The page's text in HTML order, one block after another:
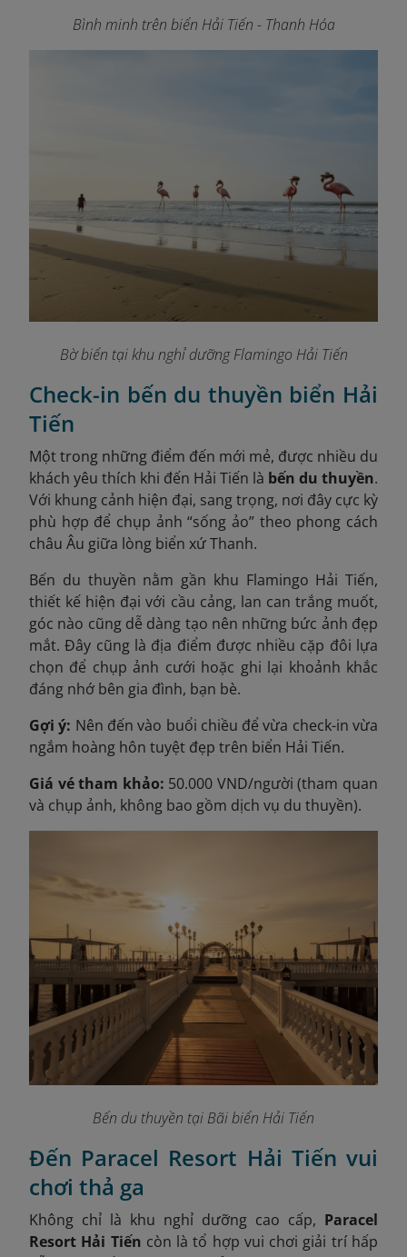
Bình minh trên biển Hải Tiến - Thanh Hóa
Bờ biển tại khu nghỉ dưỡng Flamingo Hải Tiến
Check-in bến du thuyền biển Hải
Tiến
Một trong những điểm đến mới mẻ, được nhiều du
khách yêu thích khi đến Hải Tiến là bến du thuyền.
Với khung cảnh hiện đại, sang trọng, nơi đây cực kỳ
phù hợp để chụp ảnh “sống ảo” theo phong cách
châu Âu giữa lòng biển xứ Thanh.
Bến du thuyền nằm gần khu Flamingo Hải Tiến,
thiết kế hiện đại với cầu cảng, lan can trắng muốt,
góc nào cũng dễ dàng tạo nên những bức ảnh đẹp
mắt. Đây cũng là địa điểm được nhiều cặp đôi lựa
chọn để chụp ảnh cưới hoặc ghi lại khoảnh khắc
đáng nhớ bên gia đình, bạn bè.
Gợi ý: Nên đến vào buổi chiều để vừa check-in vừa
ngắm hoàng hôn tuyệt đẹp trên biển Hải Tiến.
Giá vé tham khảo: 50.000 VND/người (tham quan
và chụp ảnh, không bao gồm dịch vụ du thuyền).
Bến du thuyền tại Bãi biển Hải Tiến
Đến Paracel Resort Hải Tiến vui
chơi thả ga
Không chỉ là khu nghỉ dưỡng cao cấp, Paracel
Resort Hải Tiến còn là tổ hợp vui chơi giải trí hấp